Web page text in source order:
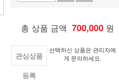
총 상품 금액 700,000 원
관심상품
등록
선택하신 상품은 관리자에
게 문의하세요.